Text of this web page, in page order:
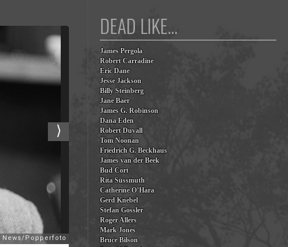
DEAD LIKE…
James Pergola
Robert Carradine
Eric Dane
Jesse Jackson
Billy Steinberg
Jane Baer
James G. Robinson
Dana Eden
Robert Duvall
Tom Noonan
Friedrich G. Beckhaus
James van der Beek
Bud Cort
Rita Süssmuth
Catherine O’Hara
Gerd Knebel
Stefan Gossler
Roger Allers
Mark Jones
Bruce Bilson